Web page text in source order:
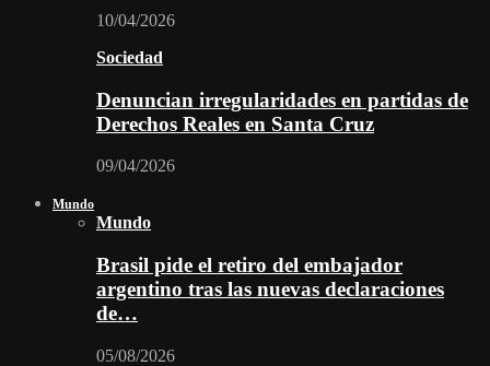
10/04/2026
Sociedad
Denuncian irregularidades en partidas de
Derechos Reales en Santa Cruz
09/04/2026
Mundo
Mundo
Brasil pide el retiro del embajador
argentino tras las nuevas declaraciones
de…
05/08/2026